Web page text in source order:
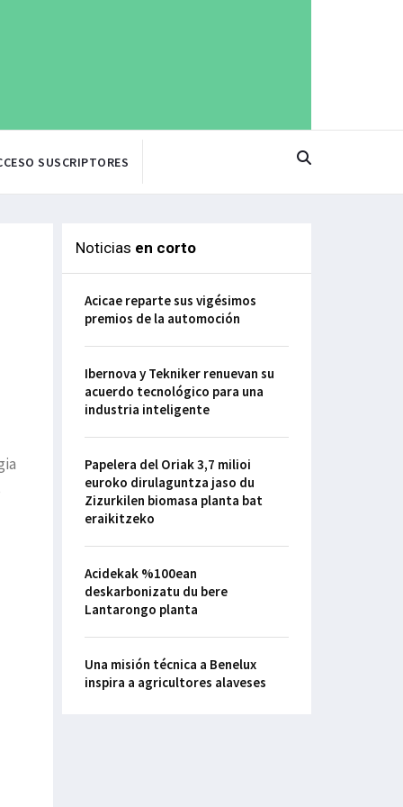
SUSCRIPTORES
Noticias en corto
Acicae reparte sus vigésimos
premios de la automoción
Ibernova y Tekniker renuevan su
acuerdo tecnológico para una
industria inteligente
Papelera del Oriak 3,7 milioi
euroko dirulaguntza jaso du
Zizurkilen biomasa planta bat
eraikitzeko
Acidekak %100ean
deskarbonizatu du bere
Lantarongo planta
Una misión técnica a Benelux
inspira a agricultores alaveses